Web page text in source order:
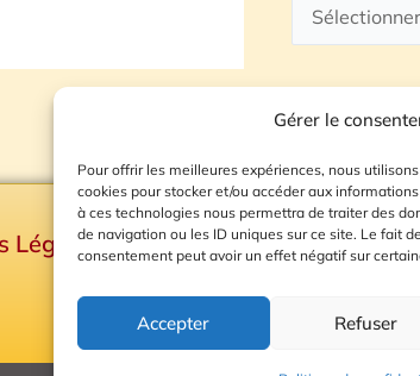
Gérer le
Pour offrir les meilleures expériences, nous
cookies pour stocker et/ou accéder aux
à ces technologies nous permettra de traiter des
de navigation ou les ID uniques sur ce site. Le fait
consentement peut avoir un effet négatif sur
Accepter Refuser
Légales
Plan du site